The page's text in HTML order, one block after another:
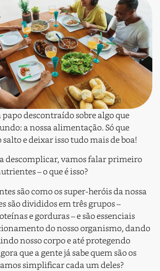
descontraído sobre algo que
a nossa alimentação. Só que
salto e deixar isso tudo mais de boa!
descomplicar, vamos falar primeiro
– o que é isso?
são como os super-heróis da nossa
são divididos em três grupos –
e gorduras – e são essenciais
do nosso organismo, dando
nosso corpo e até protegendo
que a gente já sabe quem são os
simplificar cada um deles?